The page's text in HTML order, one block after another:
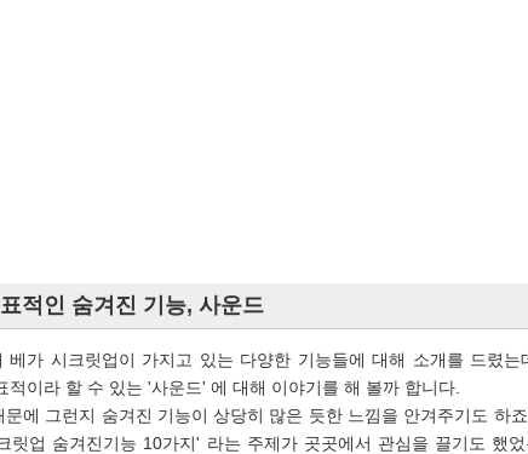
적인 숨겨진 기능, 사운드
베가 시크릿업이 가지고 있는 다양한 기능들에 대해 소개를 드렸는
적이라 할 수 있는 '사운드' 에 대해 이야기를 해 볼까 합니다.
에 그런지 숨겨진 기능이 상당히 많은 듯한 느낌을 안겨주기도 하
릿업 숨겨진기능 10가지' 라는 주제가 곳곳에서 관심을 끌기도 했었